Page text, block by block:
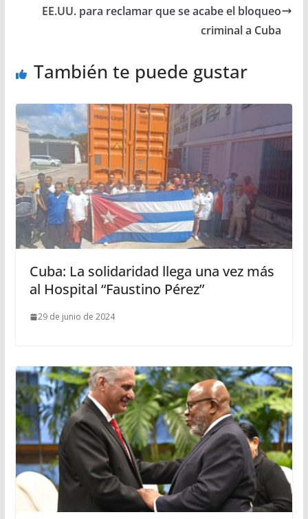
EE.UU. para reclamar que se acabe el bloqueo
criminal a Cuba
También te puede gustar
Cuba: La solidaridad llega una vez más
al Hospital “Faustino Pérez”
29 de junio de 2024